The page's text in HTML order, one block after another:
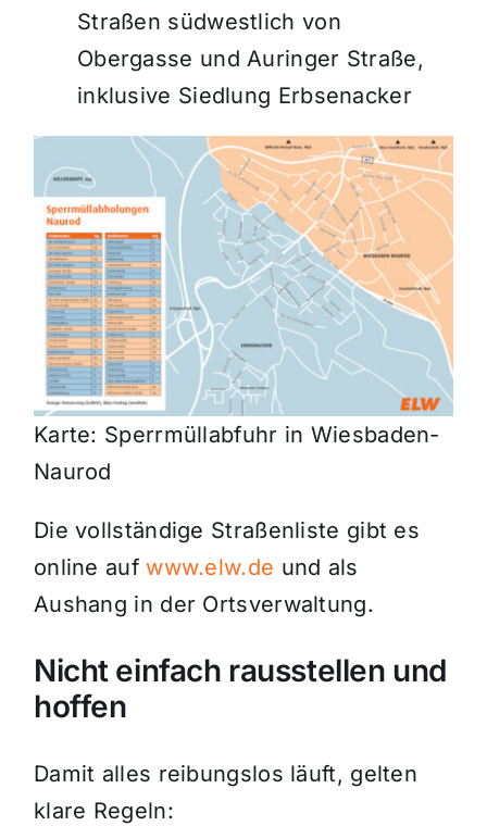
Straßen südwestlich von
Obergasse und Auringer Straße,
inklusive Siedlung Erbsenacker
Karte: Sperrmüllabfuhr in Wiesbaden-
Naurod
Die vollständige Straßenliste gibt es
online aufwww.elw.de und als
Aushang in der Ortsverwaltung.
Nicht einfach rausstellen und
hoffen
Damit alles reibungslos läuft, gelten
klare Regeln: